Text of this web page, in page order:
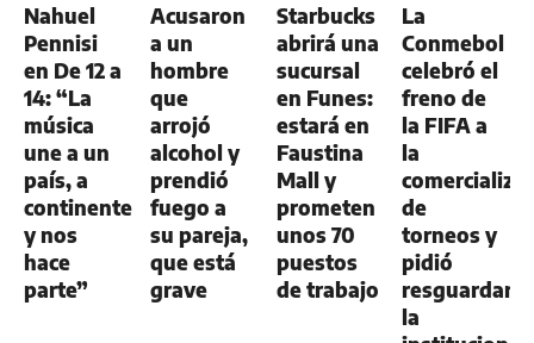
Nahuel
Pennisi
en De 12 a
14: “La
música
une a un
país, a
continentes
y nos
hace
parte”
Acusaron
a un
hombre
que
arrojó
alcohol y
prendió
fuego a
su pareja,
que está
grave
Starbucks
abrirá una
sucursal
en Funes:
estará en
Faustina
Mall y
prometen
unos 70
puestos
de trabajo
La
Conmebol
celebró el
freno de
la FIFA a
la
de
torneos y
pidió
resguardar
la